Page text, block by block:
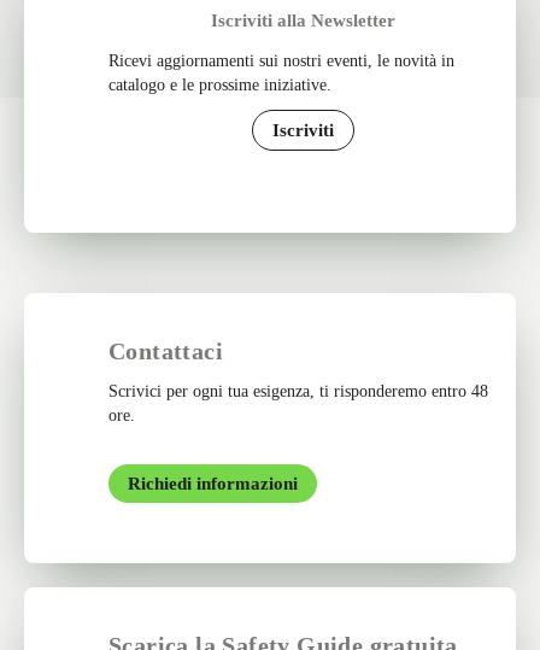
Iscriviti alla Newsletter
Ricevi aggiornamenti sui nostri eventi, le novità in
catalogo e le prossime iniziative.
Iscriviti
Contattaci
Scrivici per ogni tua esigenza, ti risponderemo entro 48
ore.
Richiedi informazioni